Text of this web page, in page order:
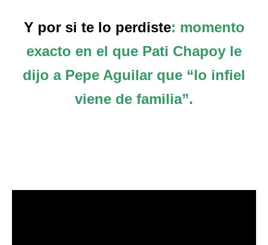
Y por si te lo perdiste: momento
exacto en el que Pati Chapoy le
dijo a Pepe Aguilar que “lo infiel
viene de familia”.